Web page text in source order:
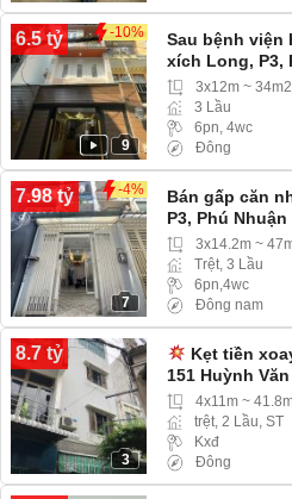
6.5 tỷ -10%
9
Sau bệnh viện
xích Long, P3,
3x12m ~ 34m2
3 Lầu
6pn, 4wc
Đông
7.98 tỷ -4%
7
Bán gấp căn
P3, Phú Nhuận
3x14.2m ~
Trệt, 3 Lầu
6pn,4wc
Đông nam
8.7 tỷ
3
Kẹt tiền
151 Huỳnh
4x11m ~
trệt, 2 Lầu, ST
Kxđ
Đông